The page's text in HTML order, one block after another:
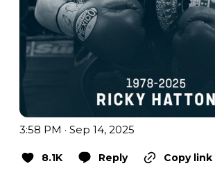
3:58 PM · Sep 14, 2025
8.1K Reply
Copy link